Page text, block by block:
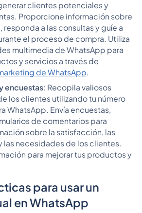
clientes potenciales y
Proporcione información sobre
a las consultas y guíe a
el proceso de compra. Utiliza
multimedia de WhatsApp para
y servicios a través de
de WhatsApp.
encuestas: Recopila valiosos
los clientes utilizando tu número
WhatsApp. Envía encuestas,
de comentarios para
sobre la satisfacción, las
las necesidades de los clientes.
para mejorar tus productos y
para usar un
en WhatsApp